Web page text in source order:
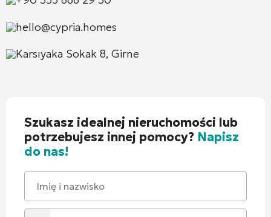
hello@cypria.homes
Karsıyaka Sokak 8, Girne
Szukasz idealnej nieruchomości lub
potrzebujesz innej pomocy? Napisz
do nas!